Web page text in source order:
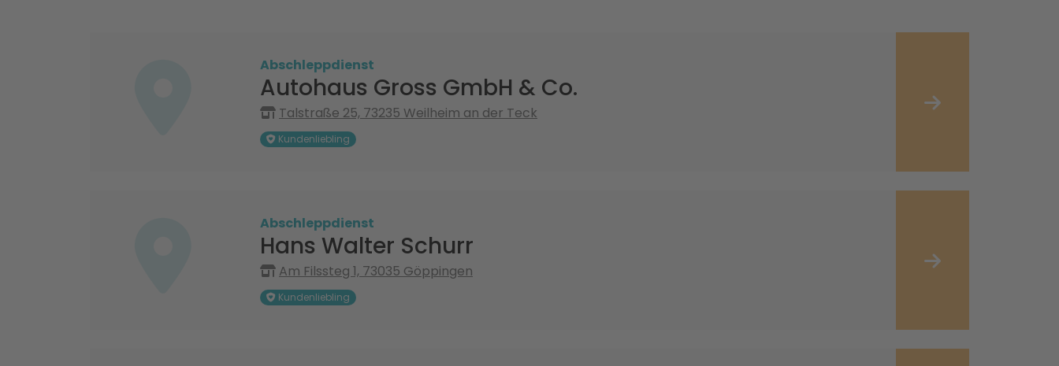
Abschleppdienst
Autohaus Gross GmbH & Co.
Talstraße 25, 73235 Weilheim an der Teck
Kundenliebling
Abschleppdienst
Hans Walter Schurr
Am Filssteg 1, 73035 Göppingen
Kundenliebling